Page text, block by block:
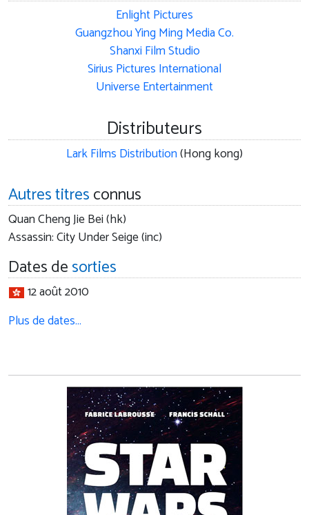
Enlight Pictures
Guangzhou Ying Ming Media Co.
Shanxi Film Studio
Sirius Pictures International
Universe Entertainment
Distributeurs
Lark Films Distribution(Hong kong)
Autres titresconnus
Quan Cheng Jie Bei (hk)
Assassin: City Under Seige (inc)
Dates desorties
12 août 2010
Plus de dates…